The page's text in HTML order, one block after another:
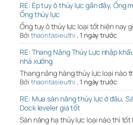
RE: Ép tuy ô thủy lực gần đây, Ống
Ống thủy lực
Ống tuy ô thủy lực loại tốt hiện nay
Bởi thaontasieuthi , 1 ngày trước
RE: Thang Nâng Thủy Lực nhập
nhà xưởng
Thang nâng hàng thủy lực loại nào
Bởi thaontasieuthi , 1 ngày trước
RE: Mua sàn nâng thủy lực ở đâu,
Dock leveler giá tốt
Sàn nâng hạ thủy lực loại nào thì tốt